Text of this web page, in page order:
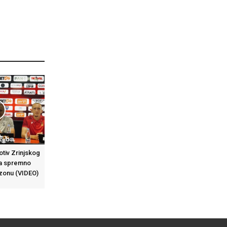
Zrinjskog
spremno
(VIDEO)